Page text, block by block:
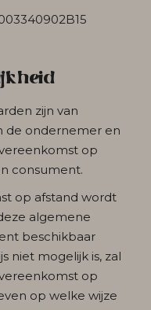
zijn van
de ondernemer en
op
consument.
op afstand wordt
algemene
beschikbaar
niet mogelijk is, zal
op
op welke wijze